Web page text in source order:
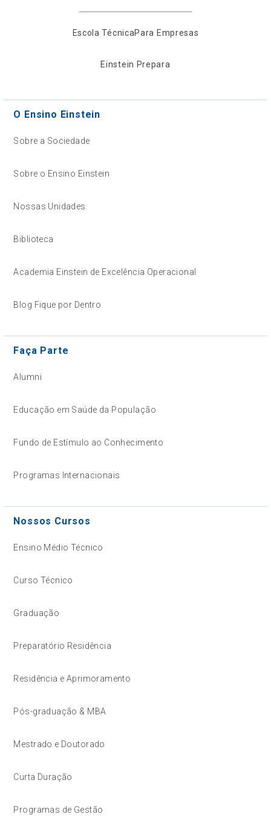
Escola TécnicaPara Empresas
Einstein Prepara
O Ensino Einstein
Sobre a Sociedade
Sobre o Ensino Einstein
Nossas Unidades
Biblioteca
Academia Einstein de Excelência Operacional
Blog Fique por Dentro
Faça Parte
Alumni
Educação em Saúde da População
Fundo de Estímulo ao Conhecimento
Programas Internacionais
Nossos Cursos
Ensino Médio Técnico
Curso Técnico
Graduação
Preparatório Residência
Residência e Aprimoramento
Pós-graduação & MBA
Mestrado e Doutorado
Curta Duração
Programas de Gestão